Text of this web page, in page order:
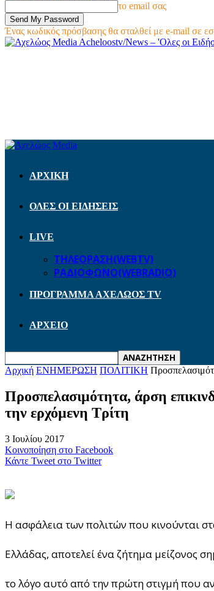
το email σας
Ένας κωδικός πρόσβασης θα σταλθεί με e-mail σε
Acheloostv/News – 'Ολες οι
ΑΡΧΙΚΗ
ΟΛΕΣ ΟΙ ΕΙΔΗΣΕΙΣ
LIVE
ΤΗΛΕΟΡΑΣΗ(WEBTV)
ΡΑΔΙΟΦΩΝΟ(WEBRADIO)
ΠΡΟΓΡΑΜΜΑ ΑΧΕΛΩΟΣ TV
ΑΡΧΕΙΟ
Αρχική ΕΝΗΜΕΡΩΣΗ ΠΟΛΙΤΙΚΗ
Προσπελασιμότητα, άρση
την ερχόμενη Τρίτη
3 Ιουλίου 2017
Κοινοποίηση στο Facebook
Κάντε Tweet στο Twitter
Η ασφάλεια των πολιτών που κινούνται
Ελλάδας, αποτελεί ένα ζήτημα μείζονος
το λόγο αυτό από την πρώτη στιγμή που